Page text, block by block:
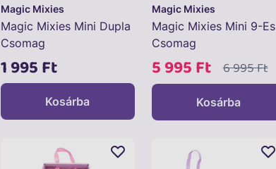
Magic Mixies
Magic Mixies Mini Dupla
Csomag
1 995 Ft
Kosárba
Magic Mixies
Magic Mixies Mini 9-Es
Csomag
5 995 Ft 6 995 Ft
Kosárba